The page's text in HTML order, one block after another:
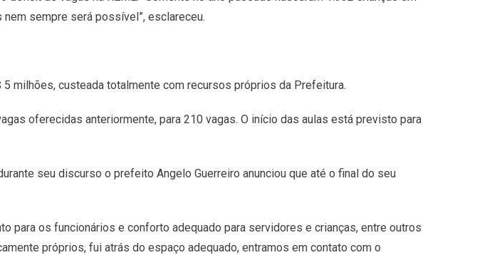
sempre será possível”, esclareceu.
milhões, custeada totalmente com recursos próprios da Prefeitura.
oferecidas anteriormente, para 210 vagas. O início das aulas está previsto para
seu discurso o prefeito Angelo Guerreiro anunciou que até o final do seu
para os funcionários e conforto adequado para servidores e crianças, entre outros
próprios, fui atrás do espaço adequado, entramos em contato com o